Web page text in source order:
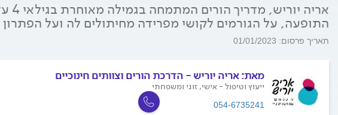
התופעה, על הגורמים לקושי מפרידה מחיתולים לה ועל
תאריך פרסום: 01/01/2023
מאת: אריה יוריש - הדרכת הורים וצוותים חינוכיים
ייעוץ וטיפול - אישי, זוגי ומשפחתי
054-6735241